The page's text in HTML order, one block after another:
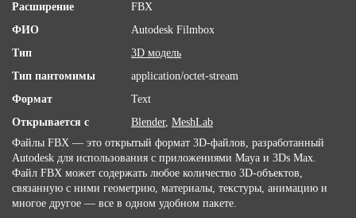
Расширение
FBX
ФИО
Autodesk Filmbox
Тип
3D модель
Тип пантомимы
application/octet-stream
Формат
Text
Открывается с
Blender, MeshLab
Файлы FBX — это открытый формат 3D-файлов, разработанный
Autodesk для использования с приложениями Maya и 3Ds Max.
Файл FBX может содержать любое количество 3D-объектов,
связанную с ними геометрию, материалы, текстуры, анимацию и
многое другое — все в одном удобном пакете.